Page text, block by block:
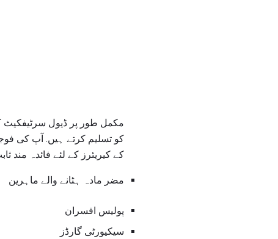
مکمل طور پر ڈیول سرٹیفکیٹ
کو تسلیم کرتے ہیں. آپ کی
کے کیریئرز کے لئے فائدہ مند
مضر مادہ ہٹانے والے ماہرین
پولیس افسران
سیکیورٹی گارڈز